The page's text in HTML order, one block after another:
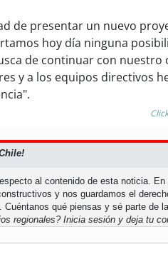
de presentar un nuevo
hoy día ninguna
de continuar con nuestro
y a los equipos directivos
al contenido de esta noticia.
y nos guardamos el
qué piensas y sé parte de
regionales? Inicia sesión y deja tu